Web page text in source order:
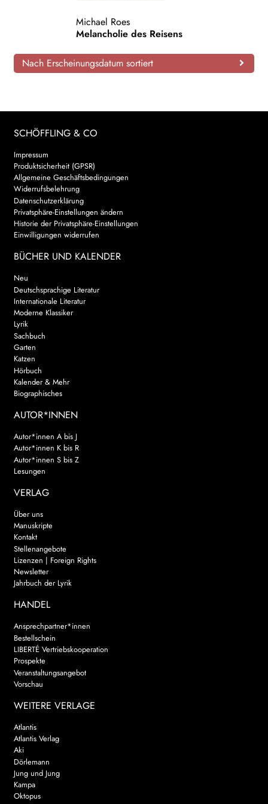
WEITERE VERLAGE
Search:
Michael Roes
Melancholie des Reisens
Nach Erscheinungsdatum sortiert
SCHÖFFLING & CO
Impressum
Produktsicherheit (GPSR)
Allgemeine Geschäftsbedingungen
Widerrufsbelehrung
Datenschutzerklärung
Privatsphäre-Einstellungen ändern
Historie der Privatsphäre-Einstellungen
Einwilligungen widerrufen
BÜCHER UND KALENDER
Neu
Deutschsprachige Literatur
Internationale Literatur
Moderne Klassiker
Lyrik
Sachbuch
Garten
Katzen
Hörbuch
Kalender & Mehr
Biographisches
AUTOR*INNEN
Autor*innen A bis J
Autor*innen K bis R
Autor*innen S bis Z
Lesungen
VERLAG
Über uns
Manuskripte
Kontakt
Stellenangebote
Lizenzen | Foreign Rights
Newsletter
Jahrbuch der Lyrik
HANDEL
Ansprechpartner*innen
Bestellschein
LIBERTÉ Vertriebskooperation
Prospekte
Veranstaltungsangebot
Vorschau
WEITERE VERLAGE
Atlantis
Atlantis Verlag
Aki
Dörlemann
Jung und Jung
Kampa
Oktopus